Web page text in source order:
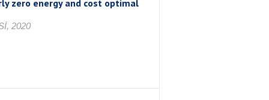
zero energy and cost optimal
2020